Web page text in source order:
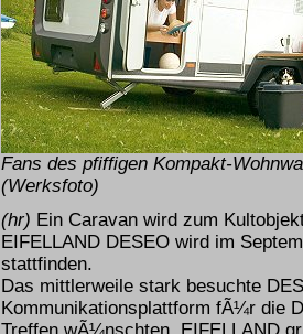
Fans des pfiffigen Kompakt-
(Werksfoto)
(hr) Ein Caravan wird zum
EIFELLAND DESEO wird im
stattfinden.
Das mittlerweile stark besuchte
Kommunikationsplattform fÃ¼r die